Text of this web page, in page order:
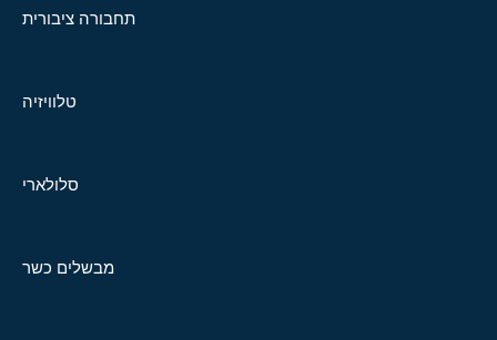
תחבורה ציבורית
טלוויזיה
סלולארי
מבשלים כשר